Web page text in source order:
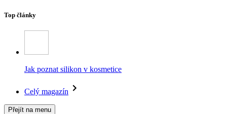
Top články
Jak poznat silikon v kosmetice
Celý magazín
Přejít na menu